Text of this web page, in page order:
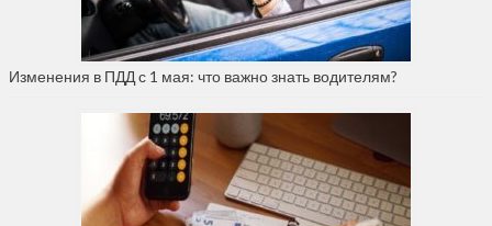
Изменения в ПДД с 1 мая: что важно знать водителям?